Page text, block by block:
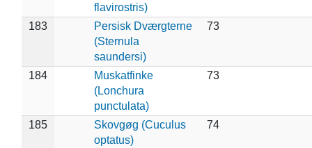
flavirostris)
183
Persisk Dværgterne
(Sternula
saundersi)
73
184
Muskatfinke
(Lonchura
punctulata)
73
185
Skovgøg (Cuculus
optatus)
74